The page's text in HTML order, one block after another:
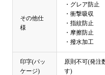
その他仕
様
・グレア防止
・衝撃吸収
・指紋防止
・摩擦防止
・撥水加工
印字(パッ
ケージ)
原則不可(発注
す)